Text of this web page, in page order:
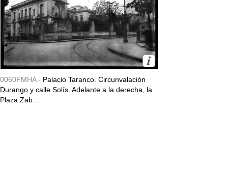
0060FMHA - Palacio Taranco. Circunvalación
Durango y calle Solís. Adelante a la derecha, la
Plaza Zab...